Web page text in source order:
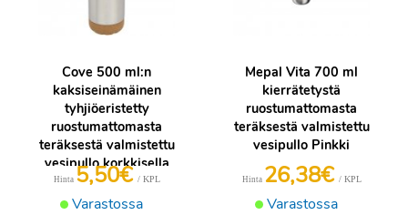
Cove 500 ml:n
kaksiseinämäinen
tyhjiöeristetty
ruostumattomasta
teräksestä valmistettu
vesipullo korkkisella
yksityiskohdalla. Matta
hopea
Varastossa
Hinta5,50€/ KPL
Mepal Vita 700 ml
kierrätetystä
ruostumattomasta
teräksestä valmistettu
vesipullo Pinkki
Varastossa
Hinta 26,38€ / KPL